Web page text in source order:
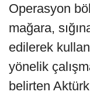
Operasyon
mağara,
edilerek
yönelik
belirten